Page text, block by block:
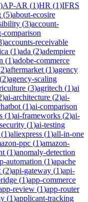
)AP-AR (1)HR (1)IFRS
(5)about-ecosire
(3)account-
comparison
)accounts-receivable
(1)ada (2)adempiere
(1)adobe-commerce
2)aftermarket (1)agency
(2)agency-scaling
(3)agritech (1)ai
)ai-architecture (2)ai-
(1)ai-comparison
(1)ai-frameworks (2)ai-
(1)ai-testing
(1)aliexpress (1)all-in-one
ppc (1)amazon-
(1)anomaly-detection
automation (1)apache
(2)api-gateway (1)api-
(1)app-commerce
review (1)app-router
(1)applicant-tracking